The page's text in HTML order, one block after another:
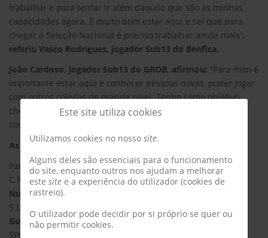
trabalhar e para tentar ir além daquilo que são as minhas
capacidades agora. É muito bom estar aqui e sei que para
chegar à Seleção Nacional é preciso trabalhar ainda mais”,
referiu Vasco Rodrigues, jogador Sub13 do Benfica.
João Cardoso, jogador Sub13 do GROB, afirmou: “Para mim é
importante estar aqui e conhecer pessoas novas, poder jogar
com outros colegas de grande nível. Tenho como objetivo
chegar sempre mais acima e para isso sei que tenho de
continuar a trabalhar”.
As duas Seleções voltam ao trabalho na segunda-feira.
Participaram no jogo dos Sub15 os seguintes jogadores:
C.R. LEÕES PORTO SALVO –Gonçalo Crispim, Guilherme
Nunes, Vasco Lemos
S.L. BENFICA –
Guilherme Amado
SPORTING C.P. –
Este site utiliza cookies
Utilizamos cookies no nosso site.
Alguns deles são essenciais para o funcionamento
do site, enquanto outros nos ajudam a melhorar
este site e a experiência do utilizador (cookies de
rastreio).
O utilizador pode decidir por si próprio se quer ou
não permitir cookies.